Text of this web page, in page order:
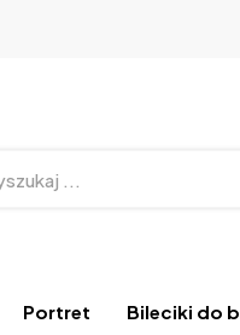
Portret Bileciki do